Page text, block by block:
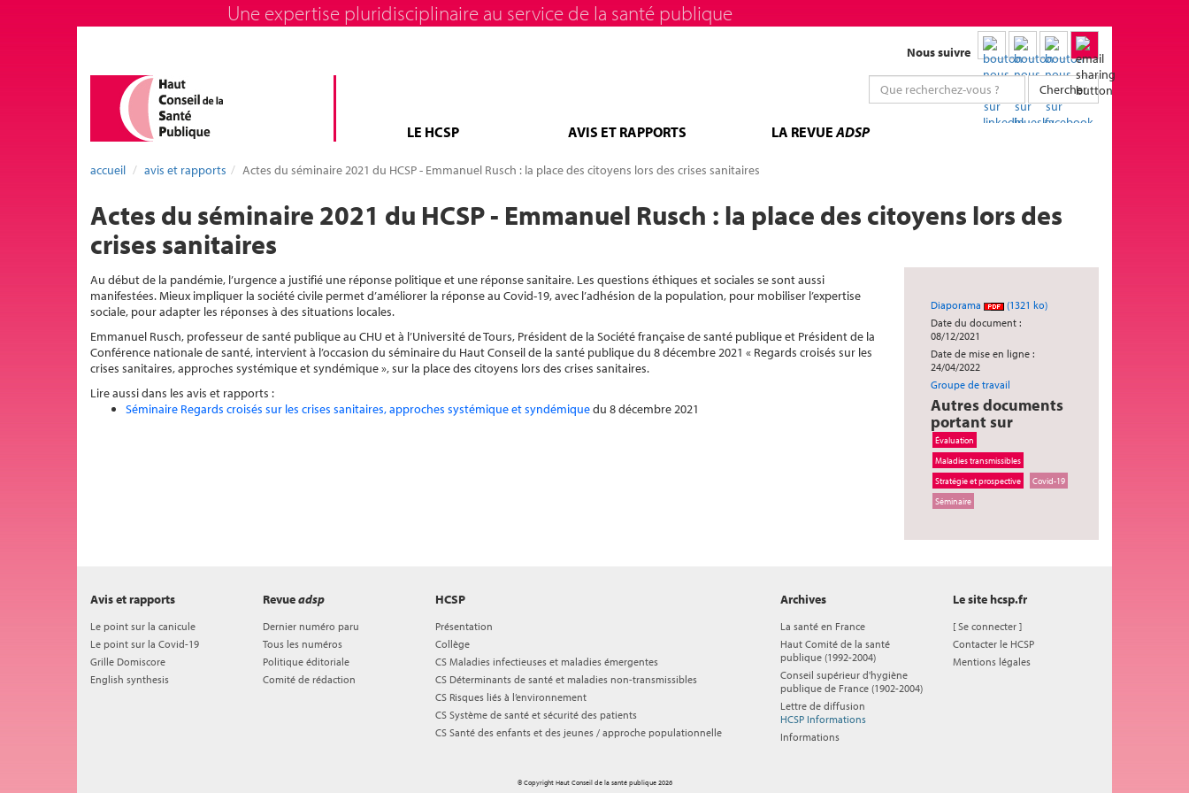
Une expertise pluridisciplinaire au service de la santé publique
Nous suivre
Chercher
LE HCSP AVIS ET RAPPORTS LA REVUEADSP
accueil avis et rapports Actes du séminaire 2021 du HCSP - Emmanuel Rusch : la place des citoyens lors des crises sanitaires
Actes du séminaire 2021 du HCSP - Emmanuel Rusch : la place des citoyens lors des
crises sanitaires
Diaporama
(1321 ko)
Date du document :
08/12/2021
Date de mise en ligne :
24/04/2022
Groupe de travail
Autres documents
portant sur
Évaluation
Maladies transmissibles
Stratégie et prospective
Covid-19
Séminaire
Au début de la pandémie, l’urgence a justifié une réponse politique et une réponse sanitaire. Les questions éthiques et sociales se sont aussi
manifestées. Mieux impliquer la société civile permet d’améliorer la réponse au Covid-19, avec l’adhésion de la population, pour mobiliser l’expertise
sociale, pour adapter les réponses à des situations locales.
Emmanuel Rusch, professeur de santé publique au CHU et à l’Université de Tours, Président de la Société française de santé publique et Président de la
Conférence nationale de santé, intervient à l’occasion du séminaire du Haut Conseil de la santé publique du 8 décembre 2021 « Regards croisés sur les
crises sanitaires, approches systémique et syndémique », sur la place des citoyens lors des crises sanitaires.
Lire aussi dans les avis et rapports :
Séminaire Regards croisés sur les crises sanitaires, approches systémique et syndémiquedu 8 décembre 2021
HCSP
Présentation
Collège
CS Maladies infectieuses et maladies émergentes
CS Déterminants de santé et maladies non-transmissibles
CS Risques liés à l’environnement
CS Système de santé et sécurité des patients
CS Santé des enfants et des jeunes / approche populationnelle
Avis et rapports
Le point sur la canicule
Le point sur la Covid-19
Grille Domiscore
English synthesis
Revueadsp
Dernier numéro paru
Tous les numéros
Politique éditoriale
Comité de rédaction
Archives
La santé en France
Haut Comité de la santé
publique (1992-2004)
Conseil supérieur d'hygiène
publique de France (1902-2004)
Lettre de diffusion
HCSP Informations
Informations
Le site hcsp.fr
[Se connecter ]
Contacter le HCSP
Mentions légales
© Copyright Haut Conseil de la santé publique 2026